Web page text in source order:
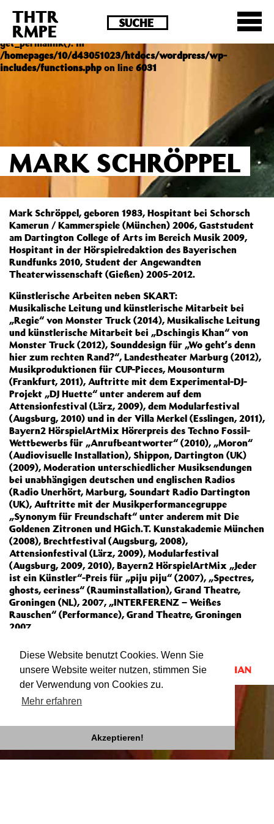
Diese Website benutzt Cookies. Wenn Sie
unsere Website weiter nutzen, stimmen Sie
der Verwendung von Cookies zu.
Mehr erfahren
Akzeptieren!
Deprecated : Die Funktion post_permalink ist seit
Version 4.4.0 veraltet! Verwende stattdessen
get_permalink(). in
/homepages/10/d43051023/htdocs/wordpress/wp-
includes/functions.phpon line 6031
THTR
RMPE
MARK SCHRÖPPEL
Mark Schröppel, geboren 1983, Hospitant bei Schorsch
Kamerun / Kammerspiele (München) 2006, Gaststudent
am Dartington College of Arts im Bereich Musik 2009,
Hospitant in der Hörspielredaktion des Bayerischen
Rundfunks 2010, Student der Angewandten
Theaterwissenschaft (Gießen) 2005-2012.
Künstlerische Arbeiten neben SKART:
Musikalische Leitung und künstlerische Mitarbeit bei
„Regie“ von Monster Truck (2014), Musikalische Leitung
und künstlerische Mitarbeit bei „Dschingis Khan“ von
Monster Truck (2012), Sounddesign für „Wo geht’s denn
hier zum rechten Rand?“, Landestheater Marburg (2012),
Musikproduktionen für CUP-Pieces, Mousonturm
(Frankfurt, 2011), Auftritte mit dem Experimental-DJ-
Projekt „DJ Huette“ unter anderem auf dem
Attensionfestival (Lärz, 2009), dem Modularfestival
(Augsburg, 2010) und in der Villa Merkel (Esslingen, 2011),
Bayern2 HörspielArtMix Hörerpreis des Techno Fossil-
Wettbewerbs für „Anrufbeantworter“ (2010), „Moron“
(Audiovisuelle Installation), Shippon, Dartington (UK)
(2009), Moderation unterschiedlicher Musiksendungen
bei unabhängigen deutschen und englischen Radios
(Radio Unerhört, Marburg, Soundart Radio Dartington
(UK), Auftritte mit der Musikperformancegruppe
„Synonym für Freundschaft“ unter anderem mit Die
Goldenen Zitronen und HGich.T. Kunstakademie München
(2008), Brechtfestival (Augsburg, 2008),
Attensionfestival (Lärz, 2009), Modularfestival
(Augsburg, 2009, 2010), Bayern2 HörspielArtMix „Jeder
ist ein Künstler“-Preis für „piju piju“ (2007), „Spectres,
ghosts, eeriness“ (Rauminstallation), Grand Theatre,
Groningen (NL), 2007, „INTERFERENZ – Weißes
Rauschen“ (Performance), Grand Theatre, Groningen
2007.
Mitgewirkt bei:LUCKY STRIKEundDSCHINGIS KHAN